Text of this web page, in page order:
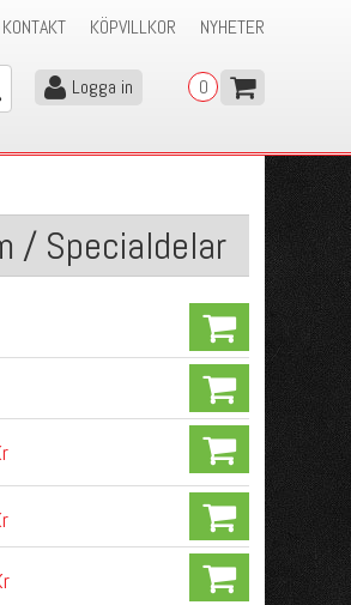
NYHETER
KÖPVILLKOR
KONTAKT
0
Logga in
/ Specialdelar